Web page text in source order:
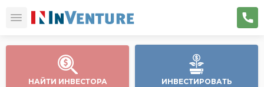
НАЙТИ ИНВЕСТОРА ИНВЕСТИРОВАТЬ